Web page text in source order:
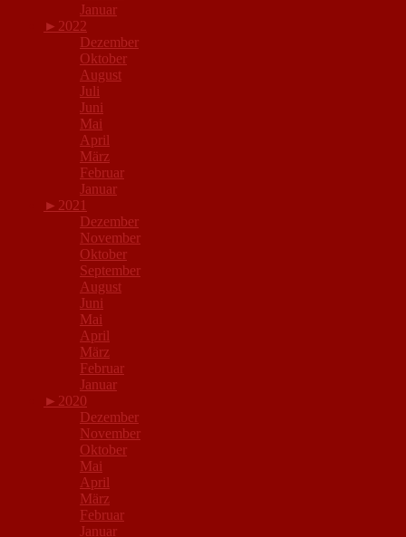
Januar
► 2022
Dezember
Oktober
August
Juli
Juni
Mai
April
März
Februar
Januar
► 2021
Dezember
November
Oktober
September
August
Juni
Mai
April
März
Februar
Januar
► 2020
Dezember
November
Oktober
Mai
April
März
Februar
Januar